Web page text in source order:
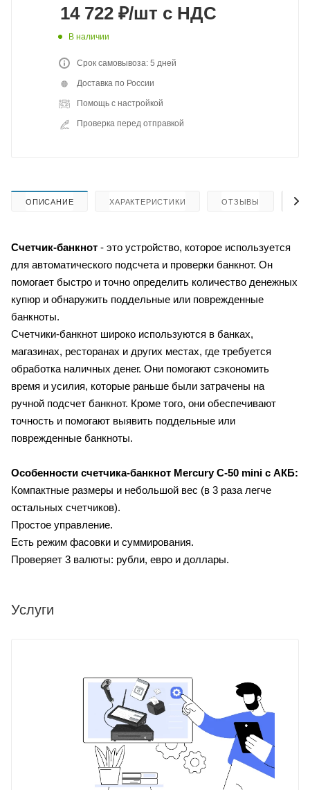
14 722 ₽/шт с НДС
В наличии
Срок самовывоза: 5 дней
Доставка по России
Помощь с настройкой
Проверка перед отправкой
ОПИСАНИЕ ХАРАКТЕРИСТИКИ ОТЗЫВЫ
Счетчик-банкнот - это устройство, которое используется
для автоматического подсчета и проверки банкнот. Он
помогает быстро и точно определить количество денежных
купюр и обнаружить поддельные или поврежденные
банкноты.
Счетчики-банкнот широко используются в банках,
магазинах, ресторанах и других местах, где требуется
обработка наличных денег. Они помогают сэкономить
время и усилия, которые раньше были затрачены на
ручной подсчет банкнот. Кроме того, они обеспечивают
точность и помогают выявить поддельные или
поврежденные банкноты.
Особенности счетчика-банкнот Mercury C-50 mini с АКБ:
Компактные размеры и небольшой вес (в 3 раза легче
остальных счетчиков).
Простое управление.
Есть режим фасовки и суммирования.
Проверяет 3 валюты: рубли, евро и доллары.
Услуги